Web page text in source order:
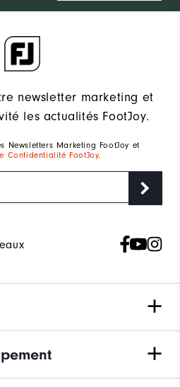
newsletter marketing et
les actualités FootJoy.
Newsletters Marketing FootJoy et
Confidentialité FootJoy.